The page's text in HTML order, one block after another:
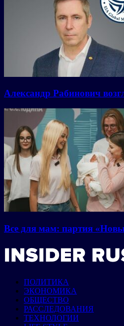
Александр Рабинович
Все для мам: партия
ПОЛИТИКА
ЭКОНОМИКА
ОБЩЕСТВО
РАССЛЕДОВАНИЯ
ТЕХНОЛОГИИ